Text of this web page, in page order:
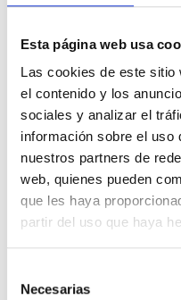
Esta página web usa
Las cookies de este sitio
el contenido y los
sociales y analizar el
información sobre el uso
nuestros partners de
web, quienes pueden
que les haya
partir del uso que haya
Necesarias
Ver ficha
100% Online Segunda